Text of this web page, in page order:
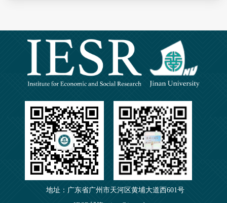
地址：广东省广州市天河区黄埔大道西601号